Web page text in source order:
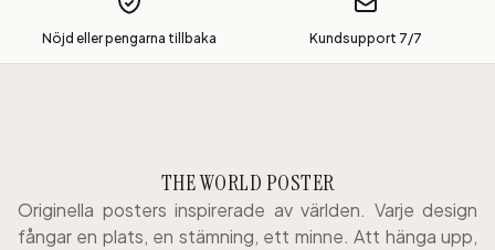
Nöjd eller pengarna tillbaka Kundsupport 7/7
THE WORLD POSTER
Originella posters inspirerade av världen. Varje design
fångar en plats, en stämning, ett minne. Att hänga upp,